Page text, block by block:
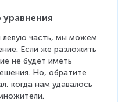
левую часть, мы можем
Если же разложить
не будет иметь
Но, обратите
когда нам удавалось